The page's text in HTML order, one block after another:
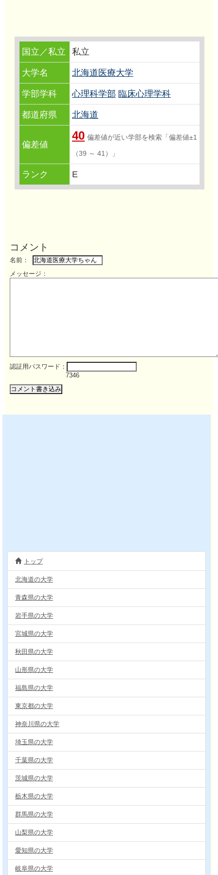
国立／私立 私立
大学名 北海道医療大学
学部学科 心理科学部 臨床心理学科
都道府県 北海道
偏差値
40 偏差値が近い学部を検索「偏差値±1
（39 ～ 41）」
ランク E
コメント
名前：
メッセージ：
認証用パスワード：
7346
トップ
北海道の大学
青森県の大学
岩手県の大学
宮城県の大学
秋田県の大学
山形県の大学
福島県の大学
東京都の大学
神奈川県の大学
埼玉県の大学
千葉県の大学
茨城県の大学
栃木県の大学
群馬県の大学
山梨県の大学
愛知県の大学
岐阜県の大学